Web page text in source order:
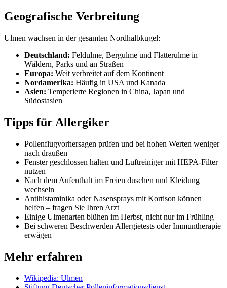
Geografische Verbreitung
Ulmen wachsen in der gesamten Nordhalbkugel:
Deutschland: Feldulme, Bergulme und Flatterulme in
Wäldern, Parks und an Straßen
Europa: Weit verbreitet auf dem Kontinent
Nordamerika: Häufig in USA und Kanada
Asien: Temperierte Regionen in China, Japan und
Südostasien
Tipps für Allergiker
Pollenflugvorhersagen prüfen und bei hohen Werten weniger
nach draußen
Fenster geschlossen halten und Luftreiniger mit HEPA-Filter
nutzen
Nach dem Aufenthalt im Freien duschen und Kleidung
wechseln
Antihistaminika oder Nasensprays mit Kortison können
helfen – fragen Sie Ihren Arzt
Einige Ulmenarten blühen im Herbst, nicht nur im Frühling
Bei schweren Beschwerden Allergietests oder Immuntherapie
erwägen
Mehr erfahren
Wikipedia: Ulmen